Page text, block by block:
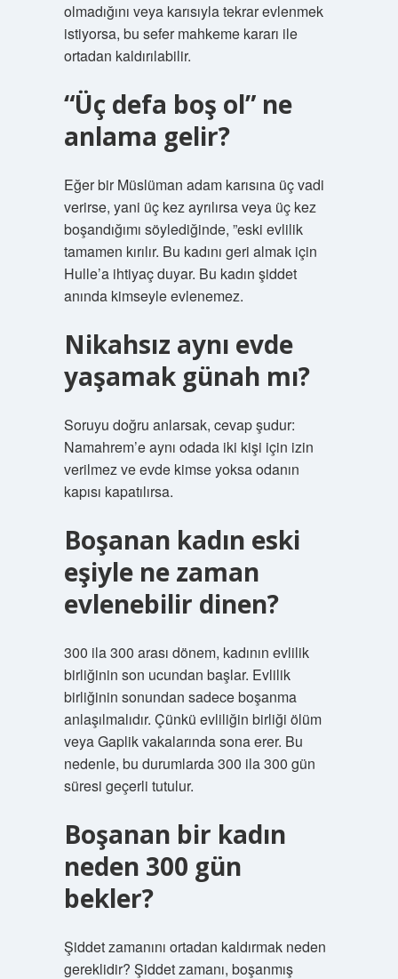
olmadığını veya karısıyla tekrar evlenmek
istiyorsa, bu sefer mahkeme kararı ile
ortadan kaldırılabilir.
“Üç defa boş ol” ne
anlama gelir?
Eğer bir Müslüman adam karısına üç vadi
verirse, yani üç kez ayrılırsa veya üç kez
boşandığımı söylediğinde, ”eski evlilik
tamamen kırılır. Bu kadını geri almak için
Hulle’a ihtiyaç duyar. Bu kadın şiddet
anında kimseyle evlenemez.
Nikahsız aynı evde
yaşamak günah mı?
Soruyu doğru anlarsak, cevap şudur:
Namahrem’e aynı odada iki kişi için izin
verilmez ve evde kimse yoksa odanın
kapısı kapatılırsa.
Boşanan kadın eski
eşiyle ne zaman
evlenebilir dinen?
300 ila 300 arası dönem, kadının evlilik
birliğinin son ucundan başlar. Evlilik
birliğinin sonundan sadece boşanma
anlaşılmalıdır. Çünkü evliliğin birliği ölüm
veya Gaplik vakalarında sona erer. Bu
nedenle, bu durumlarda 300 ila 300 gün
süresi geçerli tutulur.
Boşanan bir kadın
neden 300 gün
bekler?
Şiddet zamanını ortadan kaldırmak neden
gereklidir? Şiddet zamanı, boşanmış